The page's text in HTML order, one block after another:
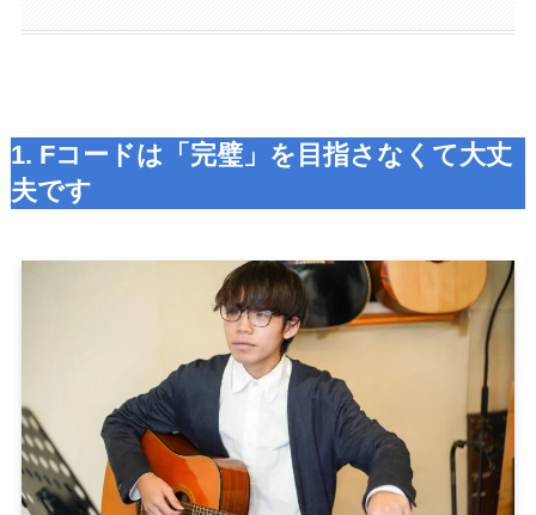
1. Fコードは「完璧」を目指さなくて大丈
夫です